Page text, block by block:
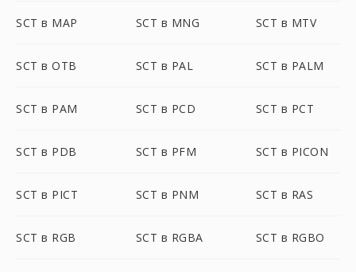
SCT в MAP SCT в MNG SCT в MTV
SCT в OTB SCT в PAL SCT в PALM
SCT в PAM SCT в PCD SCT в PCT
SCT в PDB SCT в PFM SCT в PICON
SCT в PICT SCT в PNM SCT в RAS
SCT в RGB SCT в RGBA SCT в RGBO